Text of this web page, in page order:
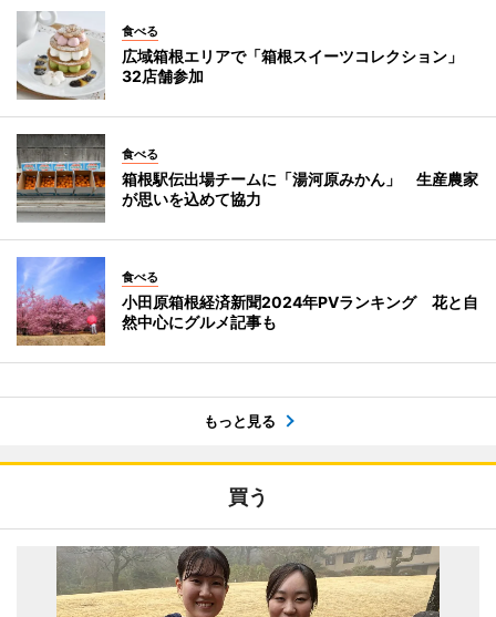
食べる
広域箱根エリアで「箱根スイーツコレクション」
32店舗参加
食べる
箱根駅伝出場チームに「湯河原みかん」 生産農家
が思いを込めて協力
食べる
小田原箱根経済新聞2024年PVランキング 花と自
然中心にグルメ記事も
もっと見る
買う